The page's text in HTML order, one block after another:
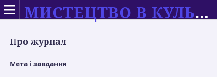
МИСТЕЦТВО В КУЛЬТУРІ СУЧАСНОСТІ: ТЕОРІЯ ТА ПРАКТИКА НАВЧАННЯ
Про журнал
Мета і завдання